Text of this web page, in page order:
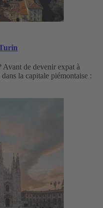
de devenir expat à
la capitale piémontaise :